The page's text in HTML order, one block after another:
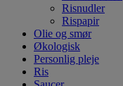
Risnudler
Rispapir
Olie og smør
Økologisk
Personlig pleje
Ris